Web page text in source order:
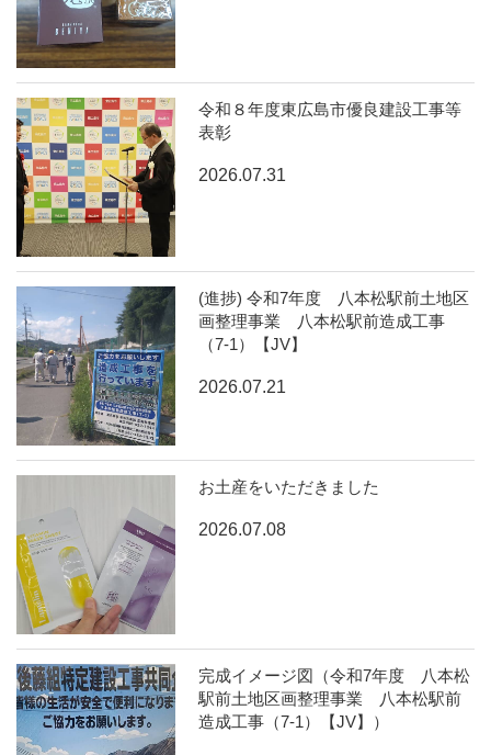
令和８年度東広島市優良建設工事等
表彰
2026.07.31
(進捗) 令和7年度 八本松駅前土地区
画整理事業 八本松駅前造成工事
（7-1）【JV】
2026.07.21
お土産をいただきました
2026.07.08
完成イメージ図（令和7年度 八本松
駅前土地区画整理事業 八本松駅前
造成工事（7-1）【JV】）